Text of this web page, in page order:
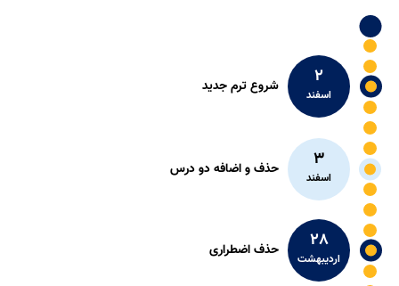
وضعیت اضطراب آشکار و پنهان در کارکنان درمانی مراقبت کننده از
بیماران مبتلا به بیماری کووید 19
2
اسفند شروع ترم جدید
3
اسفند حذف و اضافه دو درس
28
اردیبهشت حذف اضطراری